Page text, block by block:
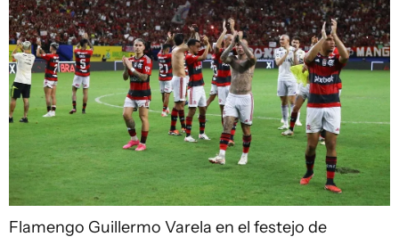
Flamengo Guillermo Varela en el festejo de